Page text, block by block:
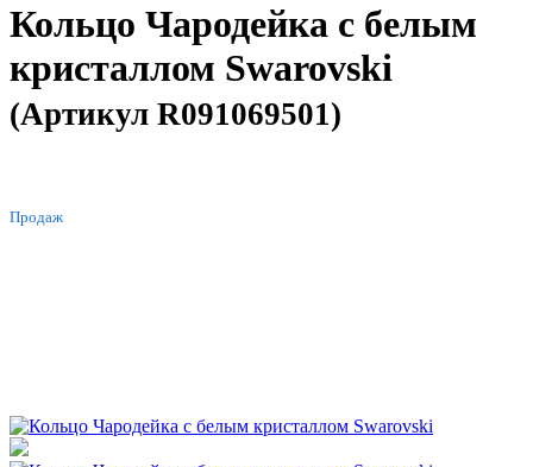
Кольцо Чародейка с белым
кристаллом Swarovski
(Артикул R091069501)
Продаж